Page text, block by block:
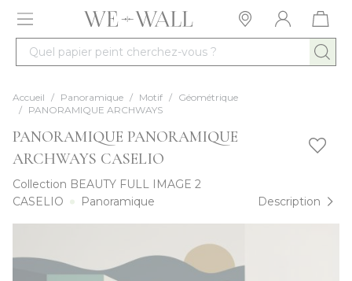
Allez au contenu
Quel papier peint cherchez-vous ?
Accueil / Panoramique / Motif / Géométrique
/ PANORAMIQUE ARCHWAYS
PANORAMIQUE PANORAMIQUE
ARCHWAYS CASELIO
Collection BEAUTY FULL IMAGE 2
CASELIO
Panoramique Description